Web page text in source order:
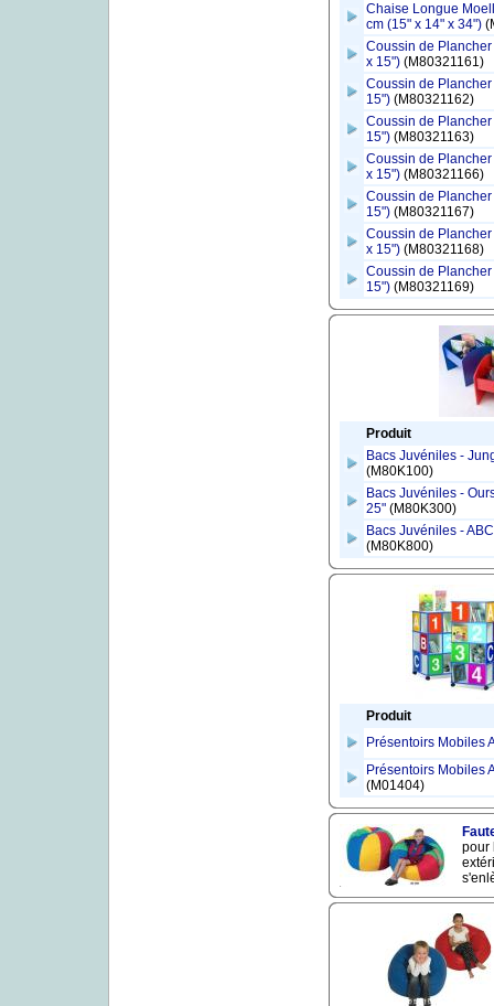
Chaise Longue
cm (15" x 14" x 34")
Coussin de
x 15") (M80321161)
Coussin de
15") (M80321162)
Coussin de Plancher
15") (M80321163)
Coussin de
x 15") (M80321166)
Coussin de
15") (M80321167)
Coussin de
x 15") (M80321168)
Coussin de
15") (M80321169)
Produit
Bacs Juvéniles -
(M80K100)
Bacs Juvéniles -
25" (M80K300)
Bacs Juvéniles -
(M80K800)
Produit
Présentoirs Mobiles
Présentoirs Mobiles
(M01404)
pour